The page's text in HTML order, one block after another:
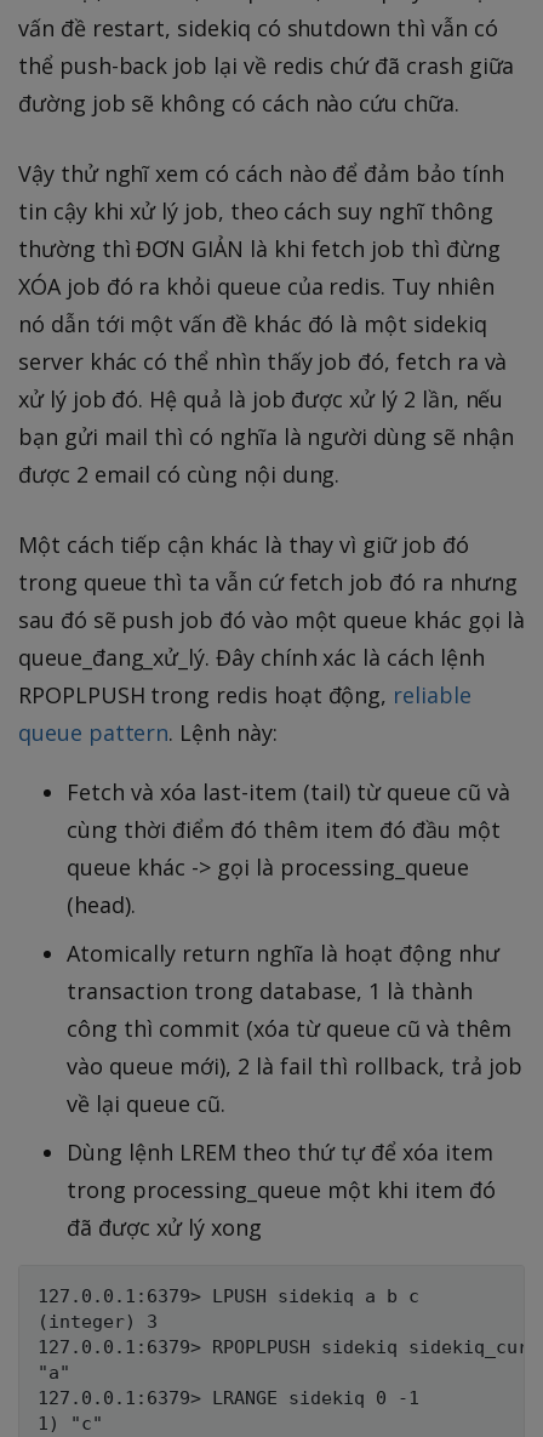
vấn đề restart, sidekiq có shutdown thì vẫn có
thể push-back job lại về redis chứ đã crash giữa
đường job sẽ không có cách nào cứu chữa.
Vậy thử nghĩ xem có cách nào để đảm bảo tính
tin cậy khi xử lý job, theo cách suy nghĩ thông
thường thì ĐƠN GIẢN là khi fetch job thì đừng
XÓA job đó ra khỏi queue của redis. Tuy nhiên
nó dẫn tới một vấn đề khác đó là một sidekiq
server khác có thể nhìn thấy job đó, fetch ra và
xử lý job đó. Hệ quả là job được xử lý 2 lần, nếu
bạn gửi mail thì có nghĩa là người dùng sẽ nhận
được 2 email có cùng nội dung.
Một cách tiếp cận khác là thay vì giữ job đó
trong queue thì ta vẫn cứ fetch job đó ra nhưng
sau đó sẽ push job đó vào một queue khác gọi là
queue_đang_xử_lý. Đây chính xác là cách lệnh
RPOPLPUSH trong redis hoạt động, reliable
queue pattern. Lệnh này:
Fetch và xóa last-item (tail) từ queue cũ và
cùng thời điểm đó thêm item đó đầu một
queue khác -> gọi là processing_queue
(head).
Atomically return nghĩa là hoạt động như
transaction trong database, 1 là thành
công thì commit (xóa từ queue cũ và thêm
vào queue mới), 2 là fail thì rollback, trả job
về lại queue cũ.
Dùng lệnh LREM theo thứ tự để xóa item
trong processing_queue một khi item đó
đã được xử lý xong
127.0.0.1:6379> LPUSH sidekiq a b c
(integer) 3
127.0.0.1:6379> RPOPLPUSH sidekiq
"a"
127.0.0.1:6379> LRANGE sidekiq 0 -1
1) "c"